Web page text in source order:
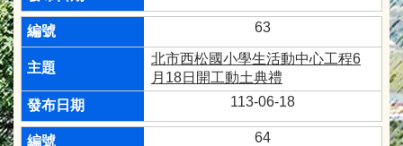
63
北市西松國小學生活動中心工程6
月18日開工動土典禮
113-06-18
64